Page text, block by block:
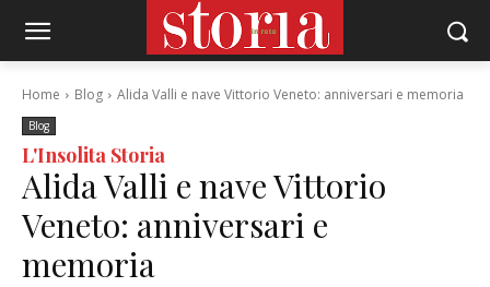
Home Blog Alida Valli e nave Vittorio Veneto: anniversari e memoria
Blog
L'Insolita Storia
Alida Valli e nave Vittorio
Veneto: anniversari e
memoria